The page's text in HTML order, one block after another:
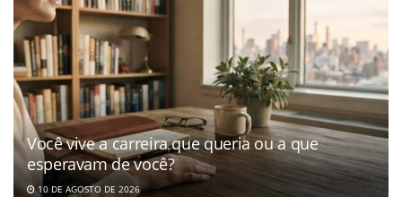
Você vive a carreira que queria ou a que
esperavam de você?
10 DE AGOSTO DE 2026